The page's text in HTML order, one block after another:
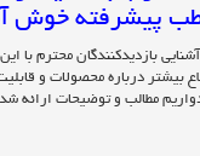
پیشرفته خوش
بازدیدکنندگان محترم با
بیشتر درباره محصولات و
مطالب و توضیحات ارائه